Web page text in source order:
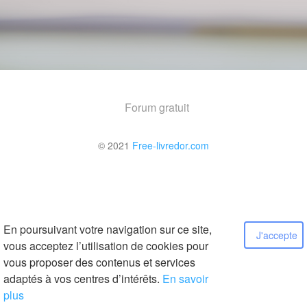
En poursuivant votre navigation sur ce site,
vous acceptez l’utilisation de cookies pour
vous proposer des contenus et services
adaptés à vos centres d’intérêts. En savoir
plus
J'accepte
Forum gratuit
© 2021 Free-livredor.com